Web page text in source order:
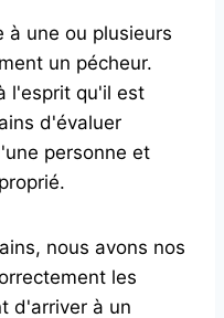
à une ou plusieurs
un pécheur.
l'esprit qu'il est
d'évaluer
personne et
nous avons nos
les
d'arriver à un